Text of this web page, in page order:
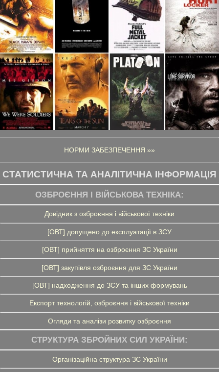
НОРМИ ЗАБЕЗПЕЧЕННЯ »»
СТАТИСТИЧНА ТА АНАЛІТИЧНА ІНФОРМАЦІЯ
ОЗБРОЄННЯ І ВІЙСЬКОВА ТЕХНІКА:
Довідник з озброєння і військової техніки
[ОВТ] допущено до експлуатації в ЗСУ
[ОВТ] прийняття на озброєння ЗС України
[ОВТ] закупівля озброєння для ЗС України
[ОВТ] надходження до ЗСУ та інших формувань
Експорт технологій, озброєння і військової техніки
Огляди та аналізи розвитку озброєння
СТРУКТУРА ЗБРОЙНИХ СИЛ УКРАЇНИ:
Організаційна структура ЗС України